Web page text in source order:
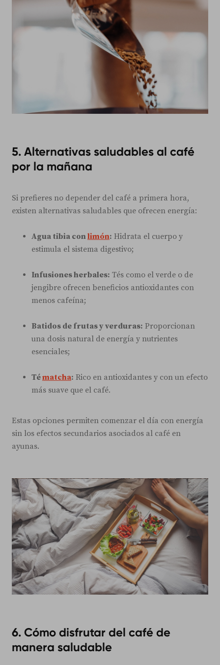
5. Alternativas saludables al café
por la mañana
Si prefieres no depender del café a primera hora,
existen alternativas saludables que ofrecen energía:
Agua tibia conlimón: Hidrata el cuerpo y
estimula el sistema digestivo;
Infusiones herbales: Tés como el verde o de
jengibre ofrecen beneficios antioxidantes con
menos cafeína;
Batidos de frutas y verduras: Proporcionan
una dosis natural de energía y nutrientes
esenciales;
Tématcha: Rico en antioxidantes y con un efecto
más suave que el café.
Estas opciones permiten comenzar el día con energía
sin los efectos secundarios asociados al café en
ayunas.
6. Cómo disfrutar del café de
manera saludable